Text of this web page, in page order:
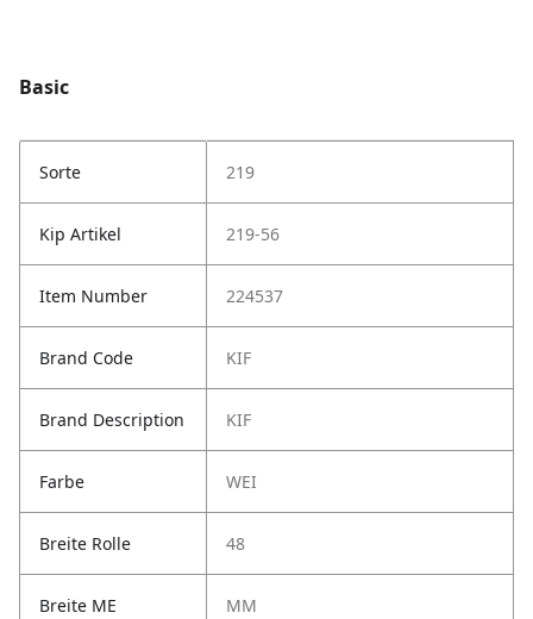
Basic
Sorte 219
Kip Artikel 219-56
Item Number 224537
Brand Code KIF
Brand Description KIF
Farbe WEI
Breite Rolle 48
Breite ME MM